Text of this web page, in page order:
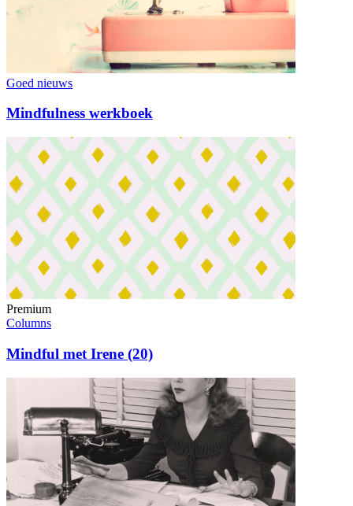
Goed nieuws
Mindfulness werkboek
Premium
Columns
Mindful met Irene (20)